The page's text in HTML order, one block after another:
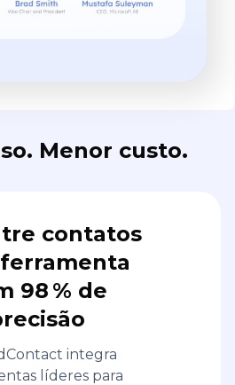
Menor custo.
contatos
ferramenta
98 % de
integra
líderes para